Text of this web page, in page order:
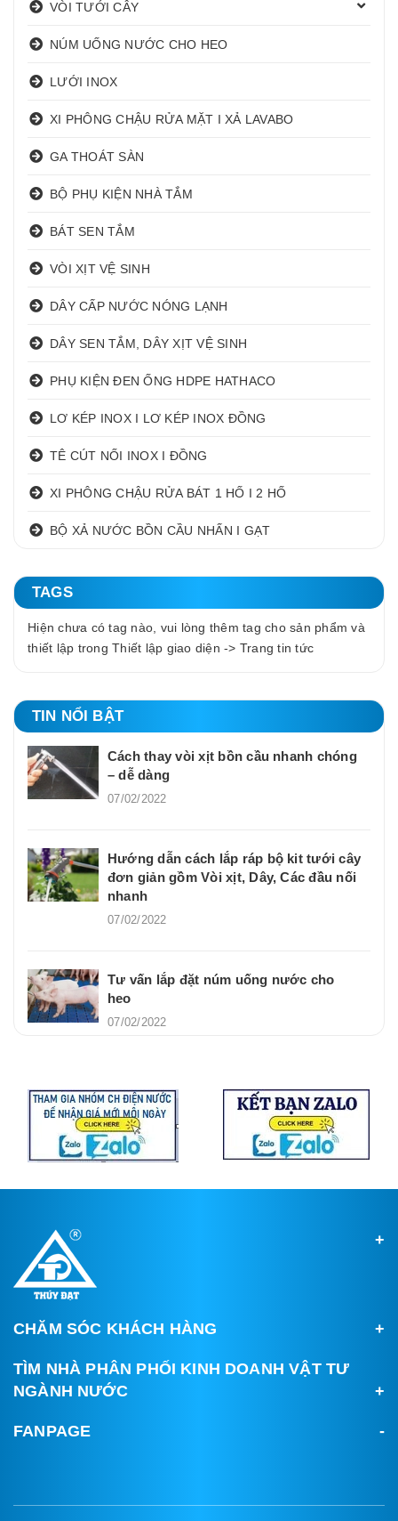
VÒI TƯỚI CÂY
NÚM UỐNG NƯỚC CHO HEO
LƯỚI INOX
XI PHÔNG CHẬU RỬA MẶT I XẢ LAVABO
GA THOÁT SÀN
BỘ PHỤ KIỆN NHÀ TẮM
BÁT SEN TẮM
VÒI XỊT VỆ SINH
DÂY CẤP NƯỚC NÓNG LẠNH
DÂY SEN TẮM, DÂY XỊT VỆ SINH
PHỤ KIỆN ĐEN ỐNG HDPE HATHACO
LƠ KÉP INOX I LƠ KÉP INOX ĐỒNG
TÊ CÚT NỐI INOX I ĐỒNG
XI PHÔNG CHẬU RỬA BÁT 1 HỐ I 2 HỐ
BỘ XẢ NƯỚC BỒN CẦU NHẤN I GẠT
TAGS
Hiện chưa có tag nào, vui lòng thêm tag cho sản phẩm và
thiết lập trong Thiết lập giao diện -> Trang tin tức
TIN NỔI BẬT
Cách thay vòi xịt bồn cầu nhanh chóng
– dễ dàng
07/02/2022
Hướng dẫn cách lắp ráp bộ kit tưới cây
đơn giản gồm Vòi xịt, Dây, Các đầu nối
nhanh
07/02/2022
Tư vấn lắp đặt núm uống nước cho
heo
07/02/2022
CHĂM SÓC KHÁCH HÀNG
TÌM NHÀ PHÂN PHỐI KINH DOANH VẬT TƯ
NGÀNH NƯỚC
FANPAGE